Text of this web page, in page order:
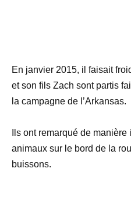
En janvier 2015, il faisait
et son fils Zach sont partis
la campagne de l’Arkansas.
Ils ont remarqué de
animaux sur le bord de la
buissons.